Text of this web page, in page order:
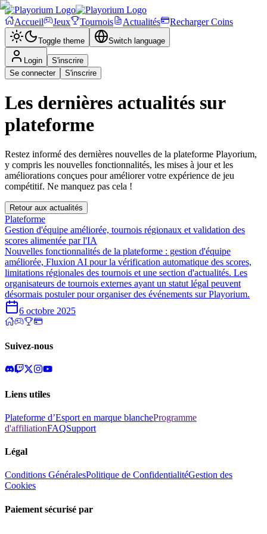
Accueil Jeux Tournois Actualités Recharger Coins
Toggle theme Switch language
Login
S'inscrire
Se connecter
S'inscrire
Les dernières actualités sur
plateforme
Restez informé des dernières nouvelles de la plateforme Playorium,
y compris les nouvelles fonctionnalités, les mises à jour et les
améliorations conçues pour améliorer votre expérience de jeu
compétitif. Ne manquez pas cela !
Retour aux actualités
Plateforme
Gestion d'équipe améliorée, tournois régionaux et validation des
scores alimentée par l'IA
Nouvelles fonctionnalités de la plateforme : gestion d'équipe
améliorée, Fluxion AI pour la vérification automatique des scores,
limitations régionales des tournois et une section d'actualités. Les
organisateurs de tournois externes ayant un statut légal peuvent
désormais postuler pour organiser des événements sur Playorium.
6 octobre 2025
Suivez-nous
Liens utiles
Plateforme d’Esport en marque blancheProgramme
d'affiliationFAQSupport
Légal
Conditions GénéralesPolitique de ConfidentialitéGestion des
Cookies
Paiement sécurisé par